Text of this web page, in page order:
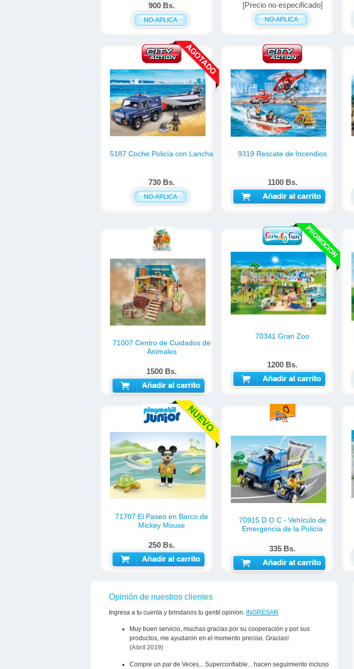
900 Bs.
NO-APLICA
[Precio no especificado]
NO-APLICA
5187 Coche Policía con Lancha
730 Bs.
NO-APLICA
9319 Rescate de Incendios
1100 Bs.
AÑADIR AL CARRITO
71007 Centro de Cuidados de
Animales
1500 Bs.
AÑADIR AL CARRITO
70341 Gran Zoo
1200 Bs.
AÑADIR AL CARRITO
71707 El Paseo en Barco de
Mickey Mouse
250 Bs.
AÑADIR AL CARRITO
70915 D O C - Vehículo de
Emergencia de la Policía
335 Bs.
AÑADIR AL CARRITO
Opinión de nuestros clientes
Ingresa a tu cuenta y brindanos tu gentil opinion. INGRESAR
Muy buen servicio, muchas gracias por su cooperación y por sus
productos, me ayudaron en el momento preciso. Gracias!
(Abril 2019)
Compre un par de Veces... Superconfiable... hacen seguimiento incluso